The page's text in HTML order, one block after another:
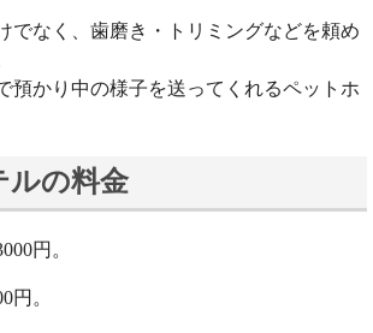
でなく、歯磨き・トリミングなどを頼め
預かり中の様子を送ってくれるペットホ
ルの料金
円。
円。